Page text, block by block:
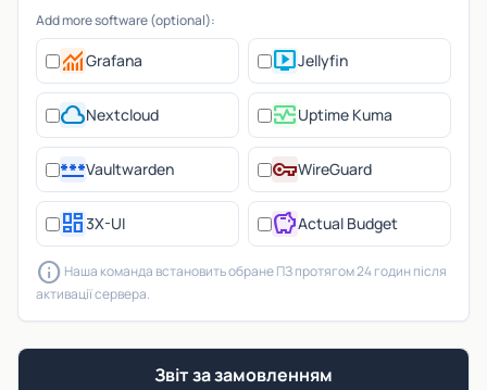
Add more software (optional):
monitoringGrafana live_tvJellyfin
cloudNextcloud monitor_heartUptime Kuma
passwordVaultwarden vpn_keyWireGuard
dashboard3X-UI savingsActual Budget
info Наша команда встановить обране ПЗ протягом 24 годин після
активації сервера.
Звіт за замовленням